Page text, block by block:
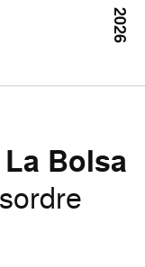
Bolsa
2026